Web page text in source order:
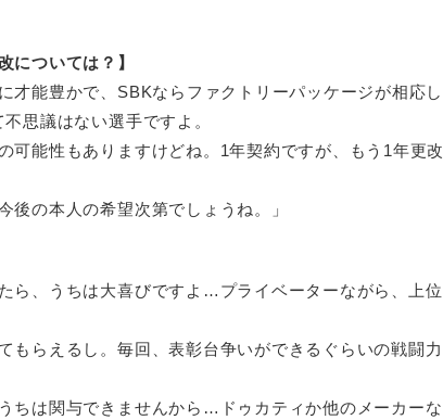
については？】
才能豊かで、SBKならファクトリーパッケージが相応し
思議はない選手ですよ。
能性もありますけどね。1年契約ですが、もう1年更改
の本人の希望次第でしょうね。」
ら、うちは大喜びですよ…プライベーターながら、上位
もらえるし。毎回、表彰台争いができるぐらいの戦闘力
ちは関与できませんから…ドゥカティか他のメーカーな